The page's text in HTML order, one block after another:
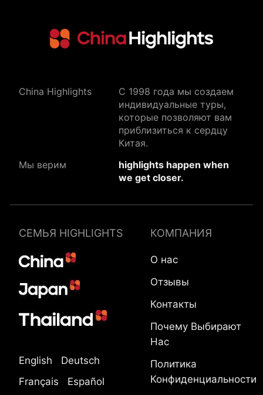
China Highlights
C 1998 года мы создаем
индивидуальные туры,
которые позволяют вам
приблизиться к сердцу
Китая.
Мы верим
highlights happen when
we get closer.
СЕМЬЯ HIGHLIGHTS
English
Deutsch
Français
Español
КОМПАНИЯ
О нас
Отзывы
Контакты
Почему Выбирают
Нас
Политика
Конфиденциальности